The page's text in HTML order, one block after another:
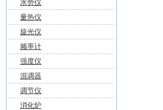
水势仪
量热仪
旋光仪
频率计
强度仪
混调器
调节仪
消化炉